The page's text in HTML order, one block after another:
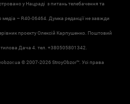
у Нацраді з питань телебачення та
медіа – R40-06464. Думка редакції не завжди
проєкту Олексій Карпушенко. Поштовий
Дача 4. тел. +380505801342.
© 2007-2026 StroyObzor™. Усі права